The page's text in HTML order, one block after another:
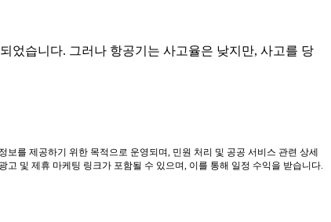
었습니다. 그러나 항공기는 사고율은 낮지만, 사고를 당
를 제공하기 위한 목적으로 운영되며, 민원 처리 및 공공 서비스 관련 상세
및 제휴 마케팅 링크가 포함될 수 있으며, 이를 통해 일정 수익을 받습니다.